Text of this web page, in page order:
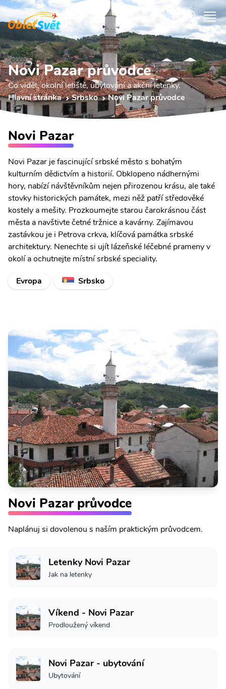
Novi Pazar průvodce
Co vidět, okolní letiště, ubytování a akční letenky.
Hlavní stránka
Srbsko Novi Pazar průvodce
Novi Pazar
Novi Pazar je fascinující srbské město s bohatým
kulturním dědictvím a historií. Obklopeno nádhernými
hory, nabízí návštěvníkům nejen přirozenou krásu, ale také
stovky historických památek, mezi něž patří středověké
kostely a mešity. Prozkoumejte starou čarokrásnou část
města a navštivte četné tržnice a kavárny. Zajímavou
zastávkou je i Petrova crkva, klíčová památka srbské
architektury. Nenechte si ujít lázeňské léčebné prameny v
okolí a ochutnejte místní srbské speciality.
Evropa
Srbsko
Novi Pazar průvodce
Naplánuj si dovolenou s naším praktickým průvodcem.
Letenky Novi Pazar
Jak na letenky
Víkend - Novi Pazar
Prodloužený víkend
Novi Pazar - ubytování
Ubytování